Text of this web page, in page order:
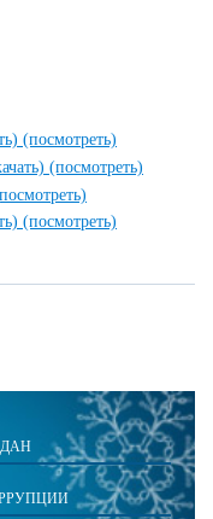
(посмотреть)
(посмотреть)
(посмотреть)